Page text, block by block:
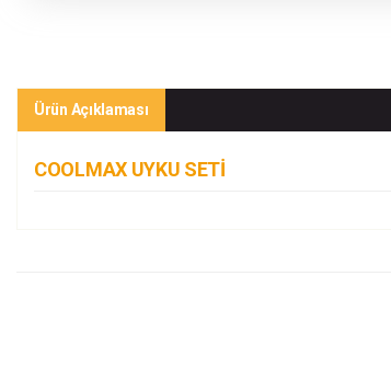
Ürün Açıklaması
COOLMAX UYKU SETİ